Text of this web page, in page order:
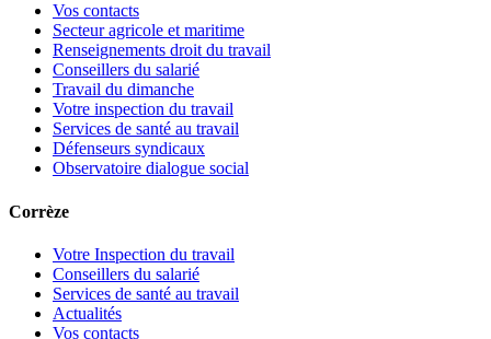
Vos contacts
Secteur agricole et maritime
Renseignements droit du travail
Conseillers du salarié
Travail du dimanche
Votre inspection du travail
Services de santé au travail
Défenseurs syndicaux
Observatoire dialogue social
Corrèze
Votre Inspection du travail
Conseillers du salarié
Services de santé au travail
Actualités
Vos contacts